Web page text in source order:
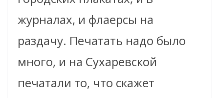
журналах, и флаерсы на
раздачу. Печатать надо было
много, и на Сухаревской
печатали то, что скажет